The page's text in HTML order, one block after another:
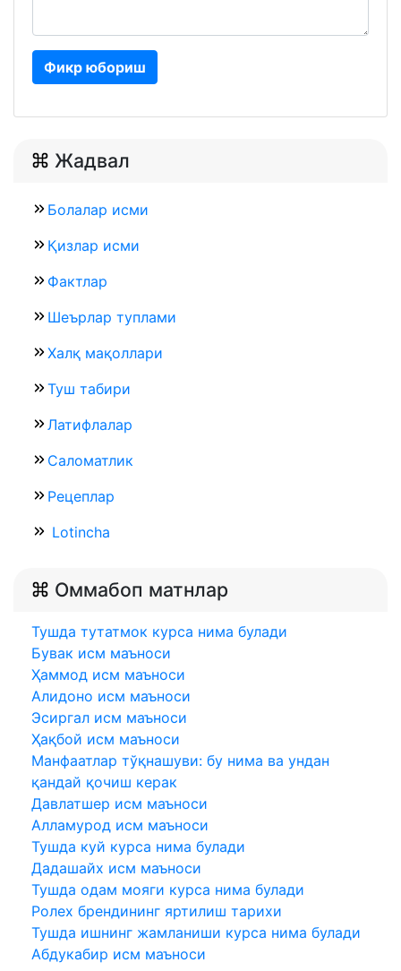
Фикр юбориш
Жадвал
Болалар исми
Қизлар исми
Фактлар
Шеърлар туплами
Халқ мақоллари
Туш табири
Латифлалар
Саломатлик
Рецеплар
Lotincha
Оммабоп матнлар
Тушда тутатмок курса нима булади
Бувак исм маъноси
Ҳаммод исм маъноси
Алидоно исм маъноси
Эсиргал исм маъноси
Ҳақбой исм маъноси
Манфаатлар тўқнашуви: бу нима ва ундан
қандай қочиш керак
Давлатшер исм маъноси
Алламурод исм маъноси
Тушда куй курса нима булади
Дадашайх исм маъноси
Тушда одам мояги курса нима булади
Ролех брендининг яртилиш тарихи
Тушда ишнинг жамланиши курса нима булади
Абдукабир исм маъноси